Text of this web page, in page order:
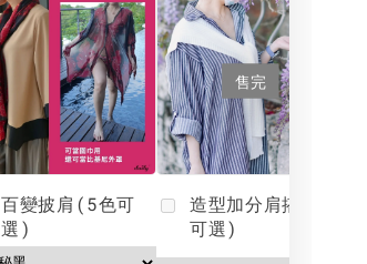
百變披肩(5色可
選)
售完
造型加分肩搭(4色
可選)